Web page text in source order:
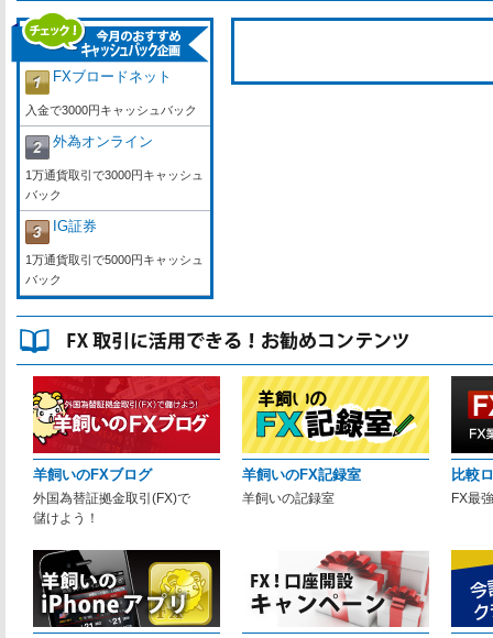
FXブロードネット
入金で3000円キャッシュバック
外為オンライン
1万通貨取引で3000円キャッシュ
バック
IG証券
1万通貨取引で5000円キャッシュ
バック
羊飼いのFXブログ
外国為替証拠金取引(FX)で
儲けよう！
羊飼いのFX記録室
羊飼いの記録室
比較
FX最